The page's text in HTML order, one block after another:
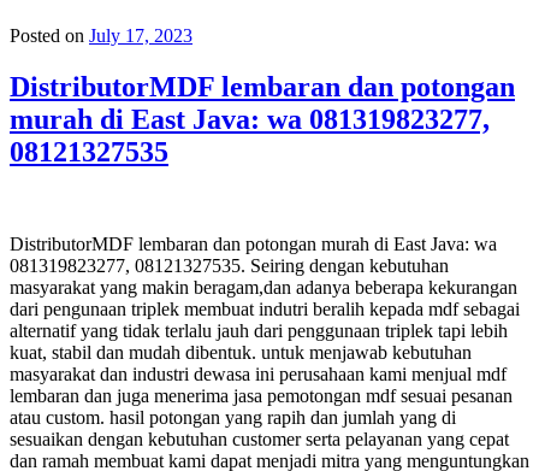
Posted on July 17, 2023
DistributorMDF lembaran dan potongan
murah di East Java: wa 081319823277,
08121327535
DistributorMDF lembaran dan potongan murah di East Java: wa
081319823277, 08121327535. Seiring dengan kebutuhan
masyarakat yang makin beragam,dan adanya beberapa kekurangan
dari pengunaan triplek membuat indutri beralih kepada mdf sebagai
alternatif yang tidak terlalu jauh dari penggunaan triplek tapi lebih
kuat, stabil dan mudah dibentuk. untuk menjawab kebutuhan
masyarakat dan industri dewasa ini perusahaan kami menjual mdf
lembaran dan juga menerima jasa pemotongan mdf sesuai pesanan
atau custom. hasil potongan yang rapih dan jumlah yang di
sesuaikan dengan kebutuhan customer serta pelayanan yang cepat
dan ramah membuat kami dapat menjadi mitra yang menguntungkan